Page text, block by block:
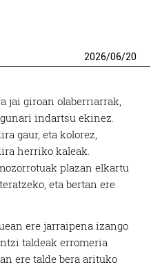
2026/06/20
jai giroan olaberriarrak,
indartsu ekinez.
gaur, eta kolorez,
herriko kaleak.
plazan elkartu
eta bertan ere
ere jarraipena izango
taldeak erromeria
ere talde bera arituko